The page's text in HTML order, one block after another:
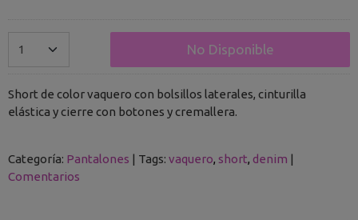
No Disponible
Short de color vaquero con bolsillos laterales, cinturilla
elástica y cierre con botones y cremallera.
Categoría: Pantalones | Tags: vaquero short denim |
Comentarios